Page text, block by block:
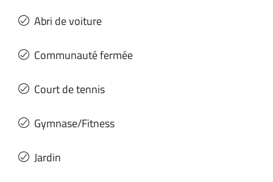
Abri de voiture
Communauté fermée
Court de tennis
Gymnase/Fitness
Jardin